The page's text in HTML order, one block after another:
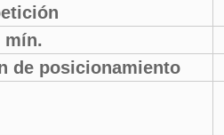
mín.
de posicionamiento